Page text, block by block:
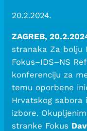
20.2.2024.
ZAGREB,
stranaka Za bolju
Fokus–IDS–NS
konferenciju za
temu oporbene
Hrvatskog
izbore.
stranke Fokus